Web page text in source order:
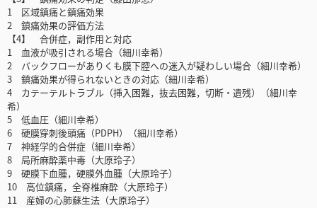
1 区域鎮痛と鎮痛効果
2 鎮痛効果の評価方法
【4】 合併症，副作用と対応
1 血液が吸引される場合（細川幸希）
2 バックフローがありくも膜下腔への迷入が疑わしい場合（細川幸希）
3 鎮痛効果が得られないときの対応（細川幸希）
4 カテーテルトラブル（挿入困難，抜去困難，切断・遺残）（細川幸
希）
5 低血圧（細川幸希）
6 硬膜穿刺後頭痛（PDPH）（細川幸希）
7 神経学的合併症（細川幸希）
8 局所麻酔薬中毒（大原玲子）
9 硬膜下血腫，硬膜外血腫（大原玲子）
10 高位鎮痛，全脊椎麻酔（大原玲子）
11 産婦の心肺蘇生法（大原玲子）